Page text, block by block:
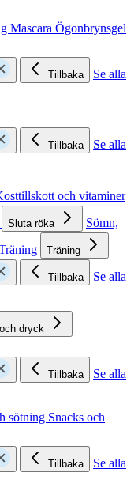
Mascara Ögonbrynsgel
Tillbaka
Se alla
Tillbaka
Se alla
och vitaminer
Sluta röka
Sömn,
Träning
Tillbaka
Se alla
dryck
Tillbaka
Se alla
sötning Snacks och
Tillbaka
Se alla